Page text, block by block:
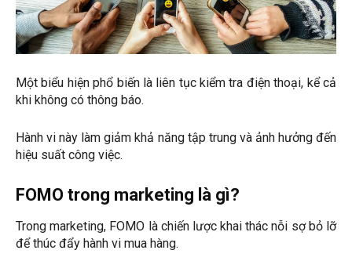
Một biểu hiện phổ biến là liên tục kiểm tra điện thoại, kể cả
khi không có thông báo.
Hành vi này làm giảm khả năng tập trung và ảnh hưởng đến
hiệu suất công việc.
FOMO trong marketing là gì?
Trong marketing, FOMO là chiến lược khai thác nỗi sợ bỏ lỡ
để thúc đẩy hành vi mua hàng.